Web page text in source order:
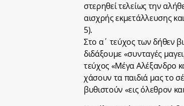
στερηθεί τελείως την
αισχρής εκμετάλλευσης
5).
Στο α΄ τεύχος των δήθεν
διδάξουμε «συνταγές
τεύχος «Μέγα Αλέξανδρο
χάσουν τα παιδιά μας το
βυθιστούν «εις όλεθρον